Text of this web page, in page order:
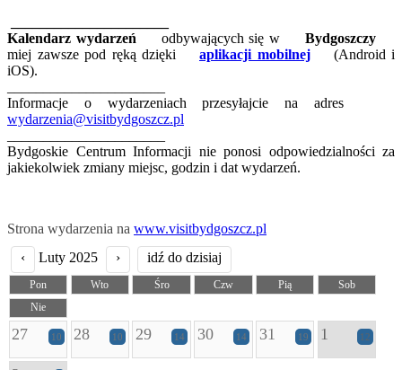
Kalendarz wydarzeń odbywających się wBydgoszczy
miej zawsze pod ręką dzięki aplikacji mobilnej(Android i
iOS).
Informacje o wydarzeniach przesyłajcie na adres
wydarzenia@visitbydgoszcz.pl
Bydgoskie Centrum Informacji nie ponosi odpowiedzialności za
jakiekolwiek zmiany miejsc, godzin i dat wydarzeń.
Strona wydarzenia na www.visitbydgoszcz.pl
‹
Luty 2025 › idź do dzisiaj
Pon Wto Śro Czw Pią
Sob
Nie
27 10 28 10 29 14 30 14 31 19 1 12